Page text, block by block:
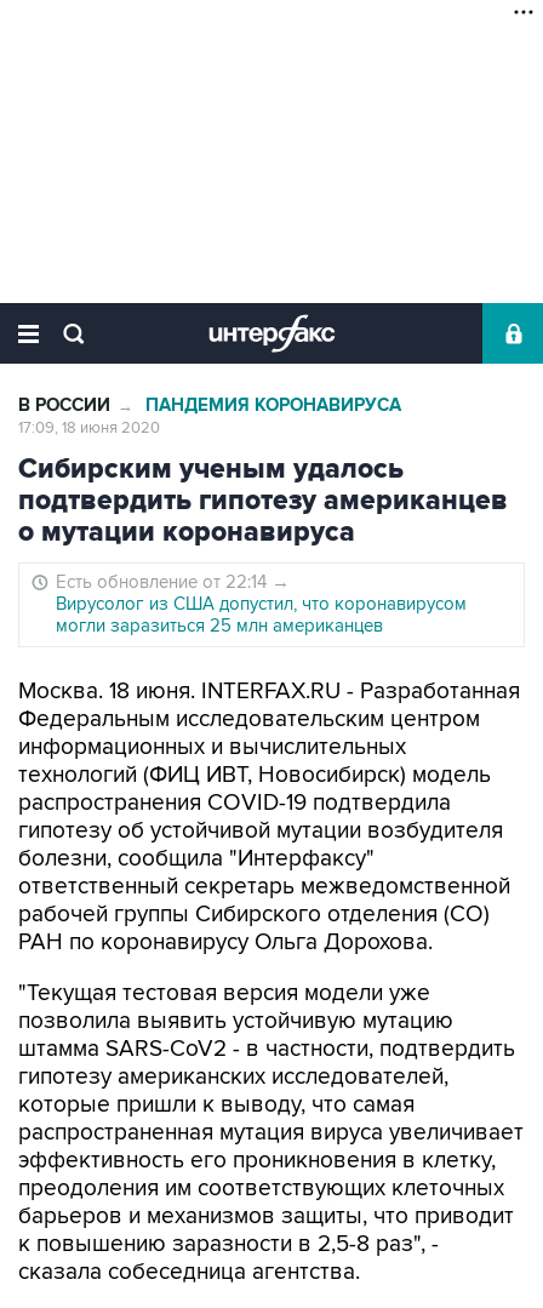
В РОССИИ → ПАНДЕМИЯ КОРОНАВИРУСА
17:09, 18 июня 2020
Сибирским ученым удалось
подтвердить гипотезу американцев
о мутации коронавируса
Есть обновление от 22:14 →
Вирусолог из США допустил, что коронавирусом
могли заразиться 25 млн американцев
Москва. 18 июня. INTERFAX.RU - Разработанная
Федеральным исследовательским центром
информационных и вычислительных
технологий (ФИЦ ИВТ, Новосибирск) модель
распространения COVID-19 подтвердила
гипотезу об устойчивой мутации возбудителя
болезни, сообщила "Интерфаксу"
ответственный секретарь межведомственной
рабочей группы Сибирского отделения (СО)
РАН по коронавирусу Ольга Дорохова.
"Текущая тестовая версия модели уже
позволила выявить устойчивую мутацию
штамма SARS-CoV2 - в частности, подтвердить
гипотезу американских исследователей,
которые пришли к выводу, что самая
распространенная мутация вируса увеличивает
эффективность его проникновения в клетку,
преодоления им соответствующих клеточных
барьеров и механизмов защиты, что приводит
к повышению заразности в 2,5-8 раз", -
сказала собеседница агентства.